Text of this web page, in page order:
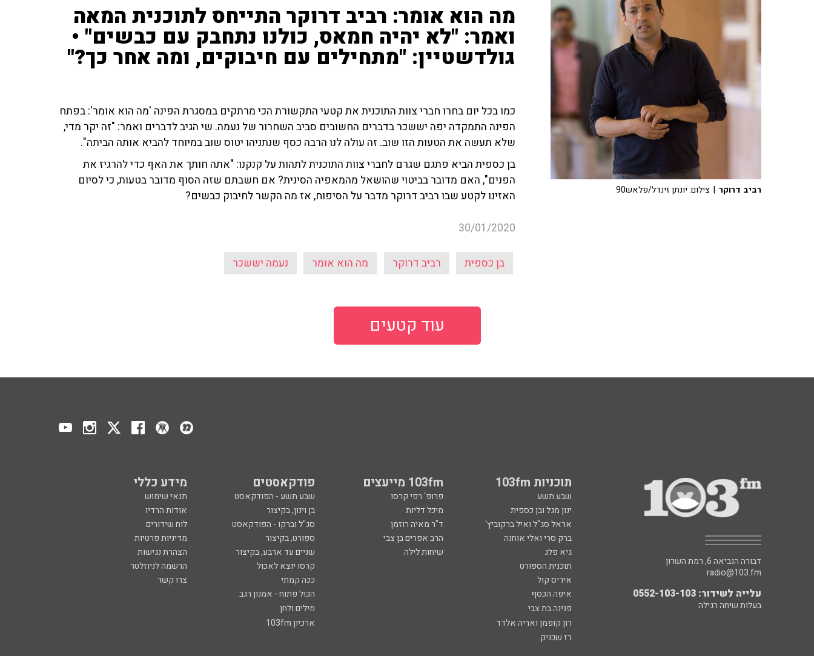
מה הוא אומר: רביב דרוקר התייחס לתוכנית המאה
ואמר: "לא יהיה חמאס, כולנו נתחבק עם כבשים" •
גולדשטיין: "מתחילים עם חיבוקים, ומה אחר כך?"
כמו בכל יום בחרו חברי צוות התוכנית את קטעי התקשורת הכי מרתקים במסגרת הפינה 'מה הוא אומר': בפתח
הפינה התמקדה יפה יששכר בדברים החשובים סביב השחרור של נעמה. שי הגיב לדברים ואמר: "זה יקר מדי,
שלא תעשה את הטעות הזו שוב. זה עולה לנו הרבה כסף שנתניהו יטוס שוב במיוחד להביא אותה הביתה".
בן כספית הביא פתגם שגרם לחברי צוות התוכנית לתהות על קנקנו: "אתה חותך את האף כדי להרגיז את
הפנים", האם מדובר בביטוי שהושאל מהמאפיה הסינית? אם חשבתם שזה הסוף מדובר בטעות, כי לסיום
האזינו לקטע שבו רביב דרוקר מדבר על הסיפוח, אז מה הקשר לחיבוק כבשים?
30/01/2020
בן כספית רביב דרוקר מה הוא אומר נעמה יששכר
רביב דרוקר | צילום: יונתן זינדל/פלאש90
עוד קטעים
תוכניות 103fm 103fm מייעצים פודקאסטים מידע כללי
שבע תשע פרופ' רפי קרסו שבע תשע - הפודקאסט
תנאי שימוש
ינון מגל ובן כספית
מיכל דליות בן וינון, בקיצור
אודות הרדיו
אראל סג"ל ואיל ברקוביץ'
ד"ר מאיה רוזמן סג"ל וברקו - הפודקאסט
לוח שידורים
ברק סרי ואלי אוחנה
הרב אפרים בן צבי ספורט, בקיצור
מדיניות פרטיות
גיא פלג
שיחות לילה שניים עד ארבע, בקיצור
הצהרת נגישות
תוכנית הספורט
קרסו יוצא לאכול
הרשמה לניוזלטר
איריס קול
ככה קמתי
צרו קשר
איפה הכסף
הכול פתוח - אמנון רגב
פנינה בת צבי
מילים ולחן
רון קופמן ואריה אלדד
ארכיון 103fm
רז שכניק
דבורה הנביאה 6, רמת השרון
radio@103.fm
עלייה לשידור: 0552-103-103
בעלות שיחה רגילה